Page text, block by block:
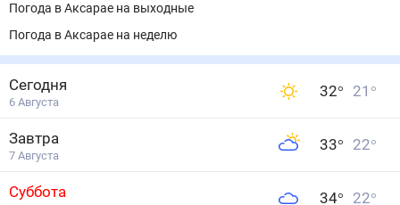
Погода в Аксарае на выходные
Погода в Аксарае на неделю
Сегодня
6 Августа
32° 21 °
Завтра
7 Августа
33° 22°
Суббота 34° 22°